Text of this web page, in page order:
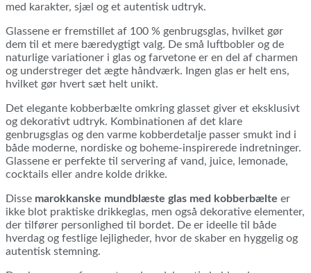
med karakter, sjæl og et autentisk udtryk.
Glassene er fremstillet af 100 % genbrugsglas, hvilket gør
dem til et mere bæredygtigt valg. De små luftbobler og de
naturlige variationer i glas og farvetone er en del af charmen
og understreger det ægte håndværk. Ingen glas er helt ens,
hvilket gør hvert sæt helt unikt.
Det elegante kobberbælte omkring glasset giver et eksklusivt
og dekorativt udtryk. Kombinationen af det klare
genbrugsglas og den varme kobberdetalje passer smukt ind i
både moderne, nordiske og boheme-inspirerede indretninger.
Glassene er perfekte til servering af vand, juice, lemonade,
cocktails eller andre kolde drikke.
Disse marokkanske mundblæste glas med kobberbælte er
ikke blot praktiske drikkeglas, men også dekorative elementer,
der tilfører personlighed til bordet. De er ideelle til både
hverdag og festlige lejligheder, hvor de skaber en hyggelig og
autentisk stemning.